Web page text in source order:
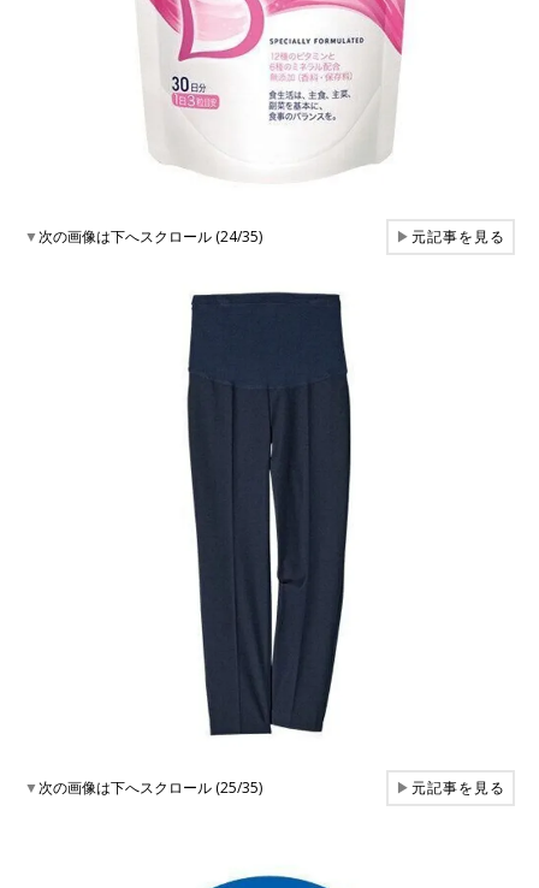
▼次の画像は下へスクロール (24/35) ▶元記事を見る
▼次の画像は下へスクロール (25/35) ▶元記事を見る